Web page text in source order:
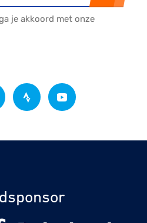
je akkoord met onze